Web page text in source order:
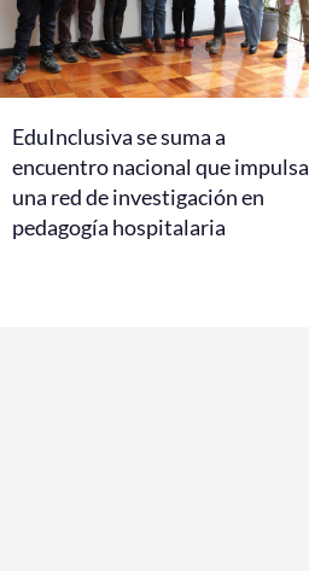
EduInclusiva se suma a
encuentro nacional que impulsa
una red de investigación en
pedagogía hospitalaria